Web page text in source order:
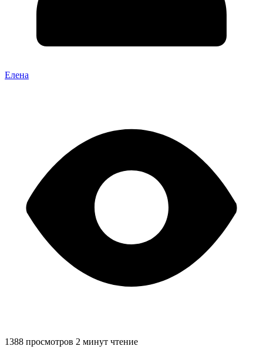
Елена
1388 просмотров 2 минут чтение